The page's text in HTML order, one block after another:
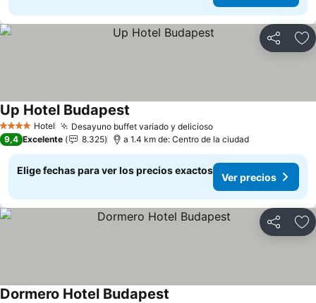
Compartir
4 EstrellasHotel Desayuno buffet variado y delicioso
Up Hotel Budapest
9,4 Excelente 8.325 a 1.4 km de: Centro de la ciudad
Elige fechas para ver los precios exactos
Ver precios
Compartir
Dormero Hotel Budapest